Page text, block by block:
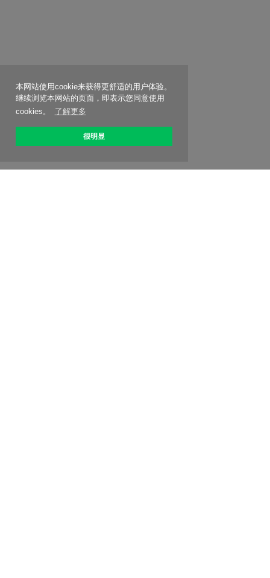
本网站使用cookie来获得更舒适的用户体验。
继续浏览本网站的页面，即表示您同意使用
cookies。
了解更多
很明显